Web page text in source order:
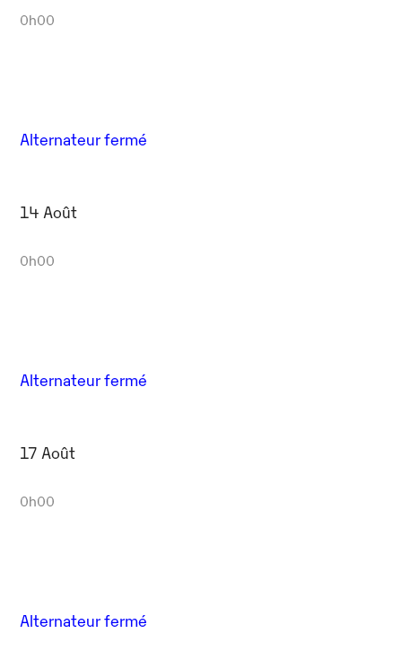
0h00
Alternateur fermé
14 Août
0h00
Alternateur fermé
17 Août
0h00
Alternateur fermé